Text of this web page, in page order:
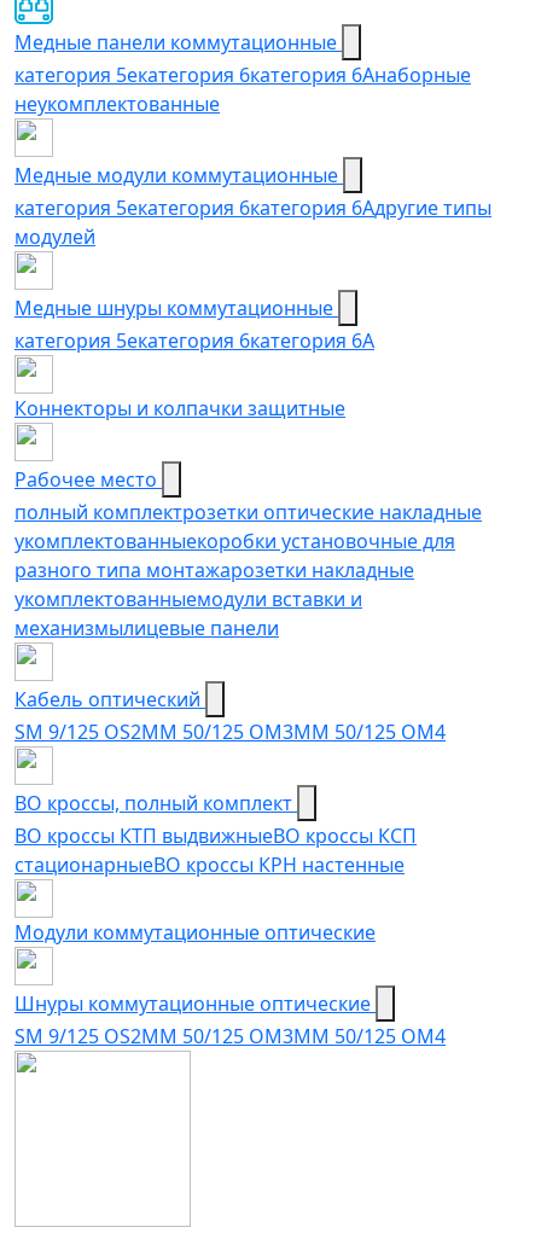
Медные панели коммутационные
категория 5екатегория 6категория 6Aнаборные
неукомплектованные
Медные модули коммутационные
категория 5екатегория 6категория 6Aдругие типы
модулей
Медные шнуры коммутационные
категория 5eкатегория 6категория 6A
Коннекторы и колпачки защитные
Рабочее место
полный комплектрозетки оптические накладные
укомплектованныекоробки установочные для
разного типа монтажарозетки накладные
укомплектованныемодули вставки и
механизмылицевые панели
Кабель оптический
SM 9/125 OS2MM 50/125 OM3MM 50/125 OM4
ВО кроссы, полный комплект
ВО кроссы КТП выдвижныеВО кроссы КСП
стационарныеВО кроссы КРН настенные
Модули коммутационные оптические
Шнуры коммутационные оптические
SM 9/125 OS2MM 50/125 OM3MM 50/125 OM4